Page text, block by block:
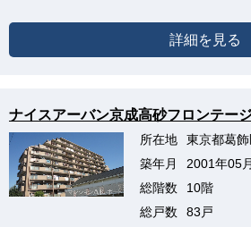
詳細を見る
ナイスアーバン京成高砂フロンテー
所在地
東京都葛
築年月
2001年05月
総階数
10階
総戸数
83戸